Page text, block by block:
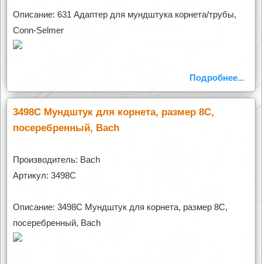
Описание: 631 Адаптер для мундштука корнета/трубы,
Conn-Selmer
Подробнее...
3498C Мундштук для корнета, размер 8C,
посеребренный, Bach
Производитель: Bach
Артикул: 3498C
Описание: 3498C Мундштук для корнета, размер 8C,
посеребренный, Bach